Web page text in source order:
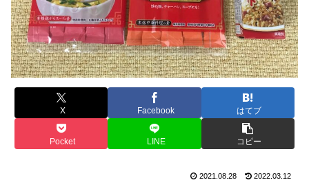
X Facebook はてブ
Pocket LINE コピー
2021.08.28 2022.03.12